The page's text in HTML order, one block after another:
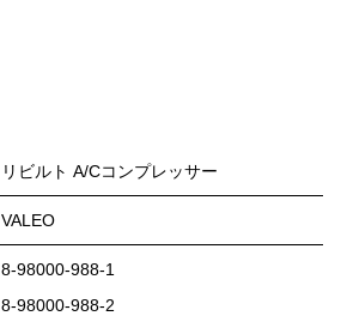
リビルト A/Cコンプレッサー
VALEO
8-98000-988-1
8-98000-988-2